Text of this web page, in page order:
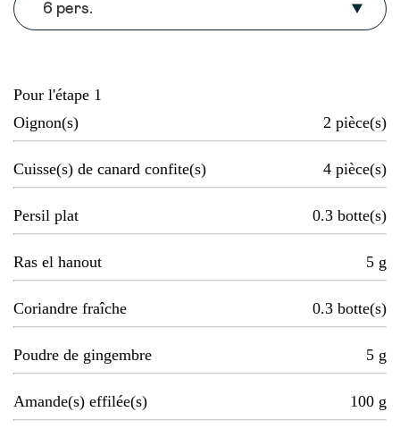
6 pers.
Pour l'étape 1
Oignon(s)
2 pièce(s)
Cuisse(s) de canard confite(s) 4 pièce(s)
Persil plat 0.3 botte(s)
Ras el hanout 5 g
Coriandre fraîche 0.3 botte(s)
Poudre de gingembre 5 g
Amande(s) effilée(s) 100 g